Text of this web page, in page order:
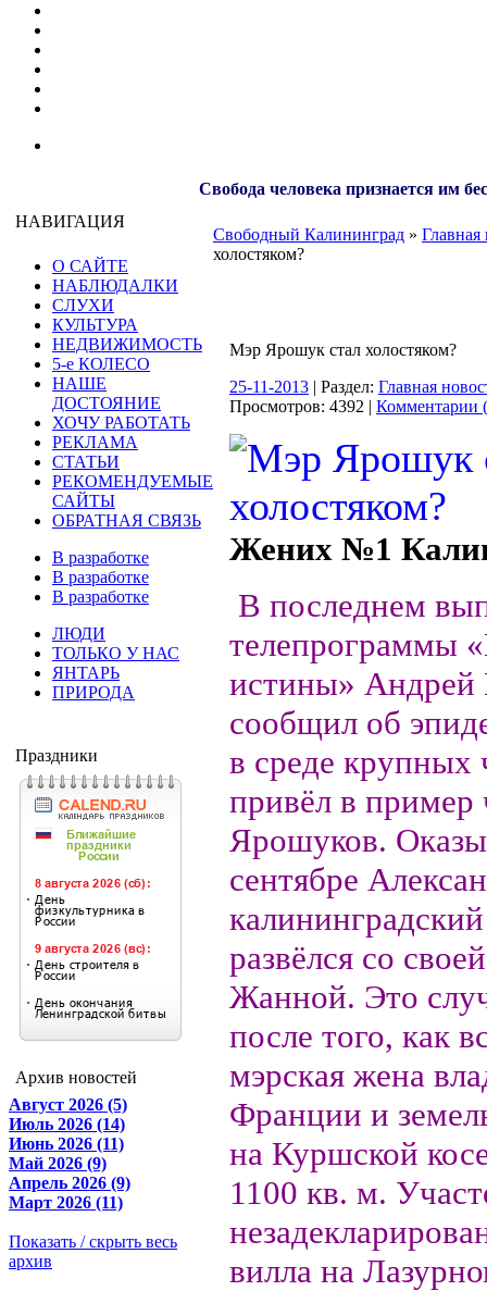
Свобода человека признается им
НАВИГАЦИЯ
О САЙТЕ
НАБЛЮДАЛКИ
СЛУХИ
КУЛЬТУРА
НЕДВИЖИМОСТЬ
5-е КОЛЕСО
НАШЕ
ДОСТОЯНИЕ
ХОЧУ РАБОТАТЬ
РЕКЛАМА
СТАТЬИ
РЕКОМЕНДУЕМЫЕ
САЙТЫ
ОБРАТНАЯ СВЯЗЬ
В разработке
В разработке
В разработке
ЛЮДИ
ТОЛЬКО У НАС
ЯНТАРЬ
ПРИРОДА
Праздники
Архив новостей
Август 2026 (5)
Июль 2026 (14)
Июнь 2026 (11)
Май 2026 (9)
Апрель 2026 (9)
Март 2026 (11)
Показать / скрыть весь
архив
Свободный Калининград » Главная
холостяком?
Мэр Ярошук стал холостяком?
25-11-2013 | Раздел: Главная
Просмотров: 4392 | Комментарии
Жених №1
В последнем
телепрограммы
истины» Андрей
сообщил об
в среде
привёл в пример
Ярошуков.
сентябре
калининградский
развёлся со
Жанной. Это
после того, как
мэрская жена
Франции и
на Куршской
1100 кв. м.
вилла на